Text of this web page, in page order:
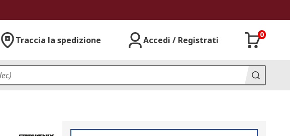
Traccia la spedizione Accedi / Registrati
0